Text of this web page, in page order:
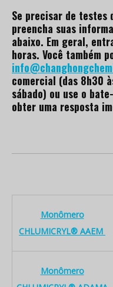
Se precisar de testes
preencha suas
abaixo. Em geral,
horas. Você também
comercial (das 8h30
sábado) ou use o
obter uma resposta
Monômero
CHLUMICRYL® AAEM
Monômero